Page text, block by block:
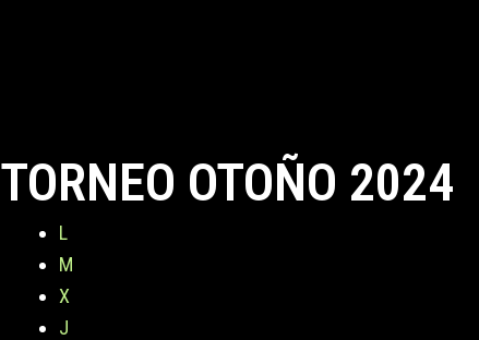
TORNEO OTOÑO 2024
L
M
X
J